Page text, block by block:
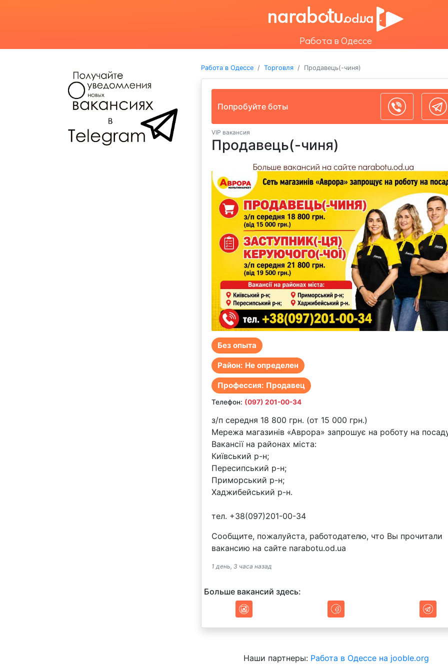
Работа в Одессе
Работа в Одессе Торговля Продавець(-чиня)
Попробуйте боты
VIP вакансия
Продавець(-чиня)
Без опыта
Район: Не определен
Профессия: Продавец
Телефон: (097) 201-00-34
з/п середня 18 800 грн. (от 15 000 грн.)
Мережа магазинів «Аврора» запрошує на роботу на
Вакансії на районах міста:
Київський р-н;
Пересипський р-н;
Приморський р-н;
Хаджибейський р-н.
тел. +38(097)201-00-34
Сообщите, пожалуйста, работодателю, что Вы прочитали
вакансию на сайте narabotu.od.ua
1 день, 3 часа назад
Больше вакансий здесь:
Наши партнеры: Работа в Одессе на jooble.org